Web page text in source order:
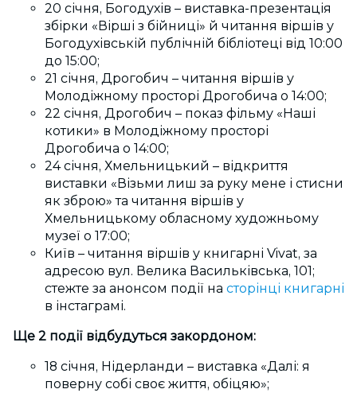
20 січня, Богодухів – виставка-презентація
збірки «Вірші з бійниці» й читання віршів у
Богодухівській публічній бібліотеці від 10:00
до 15:00;
21 січня, Дрогобич – читання віршів у
Молодіжному просторі Дрогобича о 14:00;
22 січня, Дрогобич – показ фільму «Наші
котики» в Молодіжному просторі
Дрогобича о 14:00;
24 січня, Хмельницький – відкриття
виставки «Візьми лиш за руку мене і стисни
як зброю» та читання віршів у
Хмельницькому обласному художньому
музеї о 17:00;
Київ – читання віршів у книгарні Vivat, за
адресою вул. Велика Васильківська, 101;
стежте за анонсом події на сторінці книгарні
в інстаграмі.
Ще 2 події відбудуться закордоном:
18 січня, Нідерланди – виставка «Далі: я
поверну собі своє життя, обіцяю»;